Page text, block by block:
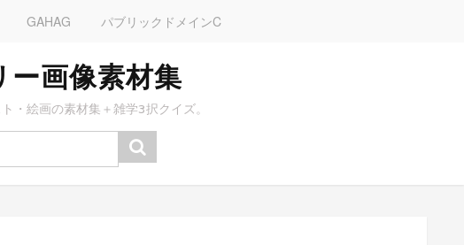
GAHAG パブリックドメインC
画像素材集
・絵画の素材集＋雑学3択クイズ。